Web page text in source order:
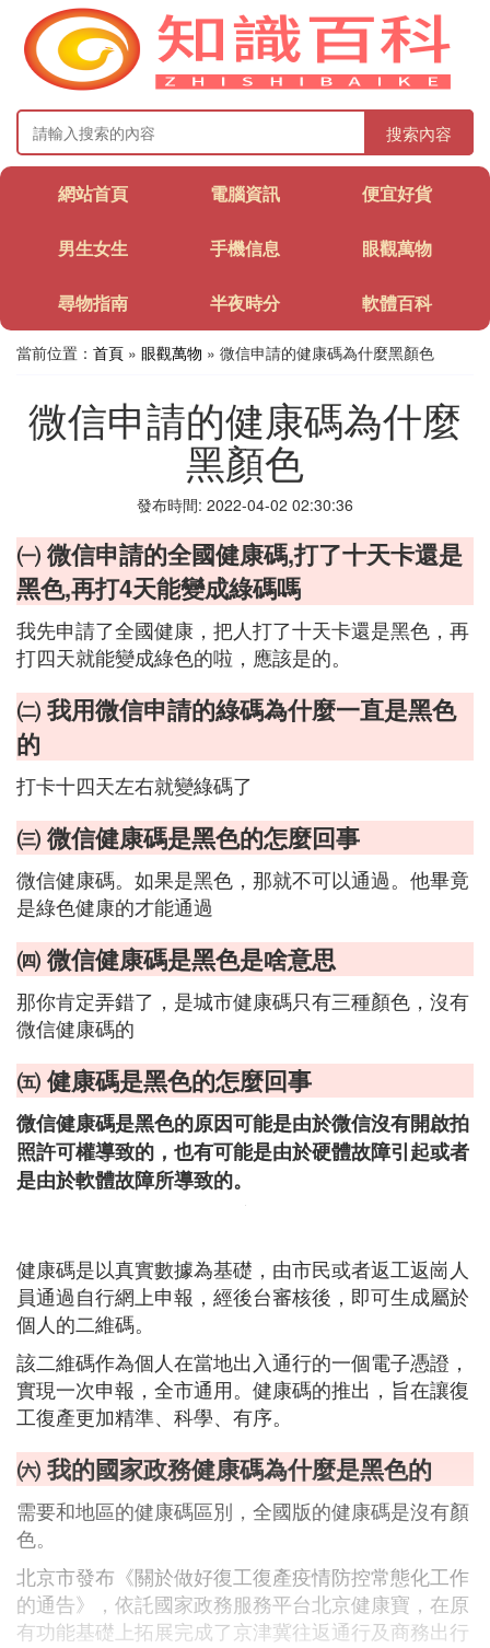
搜索內容
網站首頁 電腦資訊 便宜好貨
男生女生 手機信息 眼觀萬物
尋物指南 半夜時分 軟體百科
當前位置： 首頁 » 眼觀萬物 » 微信申請的健康碼為什麼黑顏色
微信申請的健康碼為什麼
黑顏色
發布時間: 2022-04-02 02:30:36
㈠ 微信申請的全國健康碼,打了十天卡還是
黑色,再打4天能變成綠碼嗎
我先申請了全國健康，把人打了十天卡還是黑色，再
打四天就能變成綠色的啦，應該是的。
㈡ 我用微信申請的綠碼為什麼一直是黑色
的
打卡十四天左右就變綠碼了
㈢ 微信健康碼是黑色的怎麼回事
微信健康碼。如果是黑色，那就不可以通過。他畢竟
是綠色健康的才能通過
㈣ 微信健康碼是黑色是啥意思
那你肯定弄錯了，是城市健康碼只有三種顏色，沒有
微信健康碼的
㈤ 健康碼是黑色的怎麼回事
微信健康碼是黑色的原因可能是由於微信沒有開啟拍
照許可權導致的，也有可能是由於硬體故障引起或者
是由於軟體故障所導致的。
健康碼是以真實數據為基礎，由市民或者返工返崗人
員通過自行網上申報，經後台審核後，即可生成屬於
個人的二維碼。
該二維碼作為個人在當地出入通行的一個電子憑證，
實現一次申報，全市通用。健康碼的推出，旨在讓復
工復產更加精準、科學、有序。
㈥ 我的國家政務健康碼為什麼是黑色的
需要和地區的健康碼區別，全國版的健康碼是沒有顏
色。
北京市發布《關於做好復工復產疫情防控常態化工作
的通告》，依託國家政務服務平台北京健康寶，在原
有功能基礎上拓展完成了京津冀往返通行及商務出行